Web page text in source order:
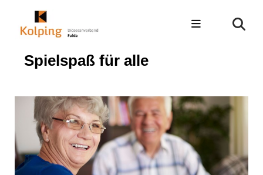
Spielspaß für alle